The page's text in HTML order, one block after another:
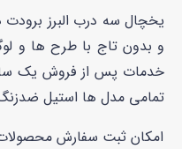
یخچال سه درب البرز برودت
خدمات پس از فروش یک
تمامی مدل ها استیل
امکان ثبت سفارش